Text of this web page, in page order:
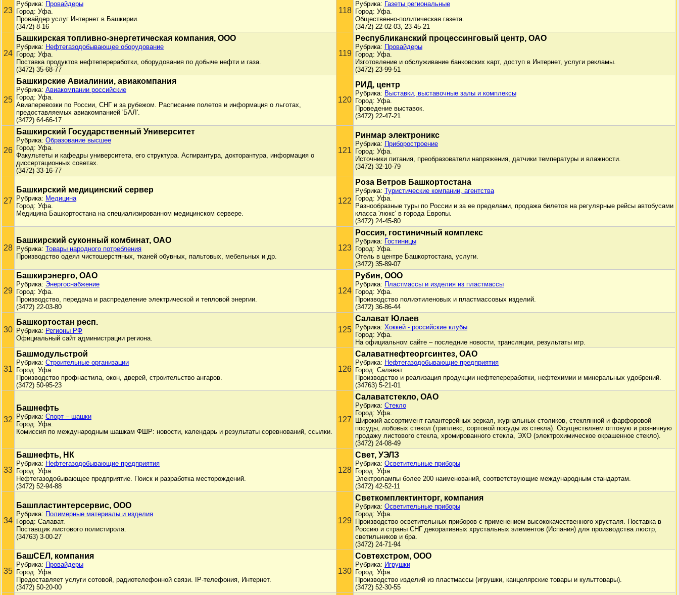
23
Рубрика: Провайдеры
Город: Уфа.
Провайдер услуг Интернет в Башкирии.
(3472) 8-16
118
Рубрика: Газеты региональные
Город: Уфа.
Общественно-политическая газета.
(3472) 22-02-03, 23-45-21
24
Башкирская топливно-энергетическая компания, ООО
Рубрика: Нефтегазодобывающее оборудование
Город: Уфа.
Поставка продуктов нефтепереработки, оборудования по добыче нефти и газа.
(3472) 35-68-77
119
Республиканский процессинговый центр, ОАО
Рубрика: Провайдеры
Город: Уфа.
Изготовление и обслуживание банковских карт, доступ в Интернет, услуги рекламы.
(3472) 23-99-51
25
Башкирские Авиалинии, авиакомпания
Рубрика: Авиакомпании российские
Город: Уфа.
Авиаперевозки по России, СНГ и за рубежом. Расписание полетов и информация о льготах,
предоставляемых авиакомпанией 'БАЛ'.
(3472) 64-66-17
120
РИД, центр
Рубрика: Выставки, выставочные залы и комплексы
Город: Уфа.
Проведение выставок.
(3472) 22-47-21
26
Башкирский Государственный Университет
Рубрика: Образование высшее
Город: Уфа.
Факультеты и кафедры университета, его структура. Аспирантура, докторантура, информация о
диссертационных советах.
(3472) 33-16-77
121
Ринмар электроникс
Рубрика: Приборостроение
Город: Уфа.
Источники питания, преобразователи напряжения, датчики температуры и влажности.
(3472) 32-10-79
27
Башкирский медицинский сервер
Рубрика: Медицина
Город: Уфа.
Медицина Башкортостана на специализированном медицинском сервере.
122
Роза Ветров Башкортостана
Рубрика: Туристические компании, агентства
Город: Уфа.
Разнообразные туры по России и за ее пределами, продажа билетов на регулярные рейсы автобусами
класса 'люкс' в города Европы.
(3472) 24-45-80
28
Башкирский суконный комбинат, ОАО
Рубрика: Товары народного потребления
Производство одеял чистошерстяных, тканей обувных, пальтовых, мебельных и др.
123
Россия, гостиничный комплекс
Рубрика: Гостиницы
Город: Уфа.
Отель в центре Башкортостана, услуги.
(3472) 35-89-07
29
Башкирэнерго, ОАО
Рубрика: Энергоснабжение
Город: Уфа.
Производство, передача и распределение электрической и тепловой энергии.
(3472) 22-03-80
124
Рубин, ООО
Рубрика: Пластмассы и изделия из пластмассы
Город: Уфа.
Производство полиэтиленовых и пластмассовых изделий.
(3472) 36-86-44
30
Башкортостан респ.
Рубрика: Регионы РФ
Официальный сайт администрации региона.
125
Салават Юлаев
Рубрика: Хоккей - российские клубы
Город: Уфа.
На официальном сайте – последние новости, трансляции, результаты игр.
31
Башмодульстрой
Рубрика: Строительные организации
Город: Уфа.
Производство профнастила, окон, дверей, строительство ангаров.
(3472) 50-95-23
126
Салаватнефтеоргсинтез, ОАО
Рубрика: Нефтегазодобывающие предприятия
Город: Салават.
Производство и реализация продукции нефтепереработки, нефтехимии и минеральных удобрений.
(34763) 5-21-01
32
Башнефть
Рубрика: Спорт – шашки
Город: Уфа.
Комиссия по международным шашкам ФШР: новости, календарь и результаты соревнований, ссылки.
127
Салаватстекло, ОАО
Рубрика: Стекло
Город: Уфа.
Широкий ассортимент галантерейных зеркал, журнальных столиков, стеклянной и фарфоровой
посуды, лобовых стекол (триплекс, сортовой посуды из стекла). Осуществляем оптовую и розничную
продажу листового стекла, хромированного стекла, ЭХО (электрохимическое окрашенное стекло).
(3472) 24-08-49
33
Башнефть, НК
Рубрика: Нефтегазодобывающие предприятия
Город: Уфа.
Нефтегазодобывающее предприятие. Поиск и разработка месторождений.
(3472) 52-94-88
128
Свет, УЭЛЗ
Рубрика: Осветительные приборы
Город: Уфа.
Электролампы более 200 наименований, соответствующие международным стандартам.
(3472) 42-52-11
34
Башпластинтерсервис, ООО
Рубрика: Полимерные материалы и изделия
Город: Салават.
Поставщик листового полистирола.
(34763) 3-00-27
129
Светкомплектинторг, компания
Рубрика: Осветительные приборы
Город: Уфа.
Производство осветительных приборов с применением высококачественного хрусталя. Поставка в
Россию и страны СНГ декоративных хрустальных элементов (Испания) для производства люстр,
светильников и бра.
(3472) 24-71-94
35
БашСЕЛ, компания
Рубрика: Провайдеры
Город: Уфа.
Предоставляет услуги сотовой, радиотелефонной связи. IP-телефония, Интернет.
(3472) 50-20-00
130
Совтехстром, ООО
Рубрика: Игрушки
Город: Уфа.
Производство изделий из пластмассы (игрушки, канцелярские товары и культтовары).
(3472) 52-30-55